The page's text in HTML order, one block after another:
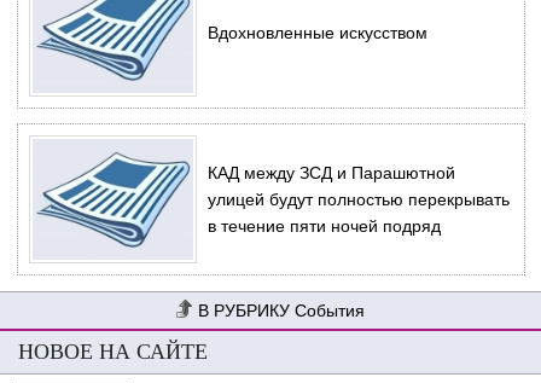
Вдохновленные искусством
КАД между ЗСД и Парашютной
улицей будут полностью перекрывать
в течение пяти ночей подряд
События
НОВОЕ НА САЙТЕ